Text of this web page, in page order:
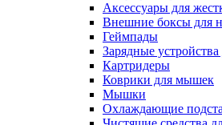
Аксессуары для
Внешние боксы для
Геймпады
Зарядные устройства
Картридеры
Коврики для мышек
Мышки
Охлаждающие